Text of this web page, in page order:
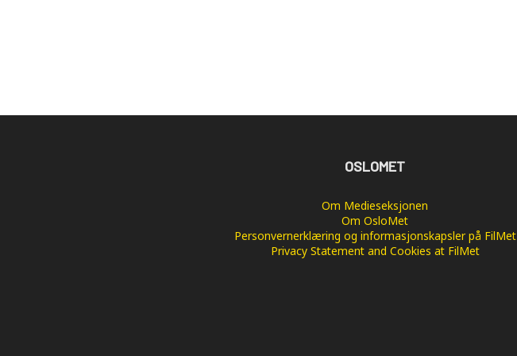
OSLOMET
Om Medieseksjonen
Om OsloMet
Personvernerklæring og informasjonskapsler på FilMet
Privacy Statement and Cookies at FilMet